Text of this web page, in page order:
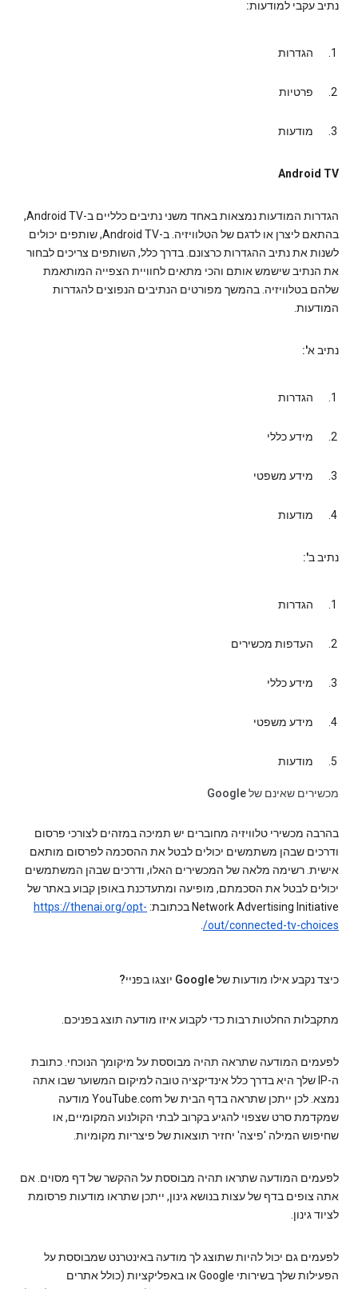
נתיב עקבי למודעות:
הגדרות
פרטיות
מודעות
Android TV
הגדרות המודעות נמצאות באחד משני נתיבים כלליים ב-Android TV,
בהתאם ליצרן או לדגם של הטלוויזיה. ב-Android TV, שותפים יכולים
לשנות את נתיב ההגדרות כרצונם. בדרך כלל, השותפים צריכים לבחור
את הנתיב שישמש אותם והכי מתאים לחוויית הצפייה המותאמת
שלהם בטלוויזיה. בהמשך מפורטים הנתיבים הנפוצים להגדרות
המודעות.
נתיב א':
הגדרות
מידע כללי
מידע משפטי
מודעות
נתיב ב':
הגדרות
העדפות מכשירים
מידע כללי
מידע משפטי
מודעות
מכשירים שאינם של Google
בהרבה מכשירי טלוויזיה מחוברים יש תמיכה במזהים לצורכי פרסום
ודרכים שבהן משתמשים יכולים לבטל את ההסכמה לפרסום מותאם
אישית. רשימה מלאה של המכשירים האלו, ודרכים שבהן המשתמשים
יכולים לבטל את הסכמתם, מופיעה ומתעדכנת באופן קבוע באתר של
Network Advertising Initiative בכתובת:
https://thenai.org/opt-
out/connected-tv-choices/
.
כיצד נקבע אילו מודעות של Google יוצגו בפניי?
מתקבלות החלטות רבות כדי לקבוע איזו מודעה תוצג בפניכם.
לפעמים המודעה שתראה תהיה מבוססת על מיקומך הנוכחי. כתובת
ה-IP שלך היא בדרך כלל אינדיקציה טובה למיקום המשוער שבו אתה
נמצא. לכן ייתכן שתראה בדף הבית של YouTube.com מודעה
שמקדמת סרט שצפוי להגיע בקרוב לבתי הקולנוע המקומיים, או
שחיפוש המילה 'פיצה' יחזיר תוצאות של פיצריות מקומיות.
לפעמים המודעה שתראו תהיה מבוססת על ההקשר של דף מסוים. אם
אתה צופים בדף של עצות בנושא גינון, ייתכן שתראו מודעות פרסומת
לציוד גינון.
לפעמים גם יכול להיות שתוצג לך מודעה באינטרנט שמבוססת על
הפעילות שלך בשירותי Google או באפליקציות (כולל אתרים